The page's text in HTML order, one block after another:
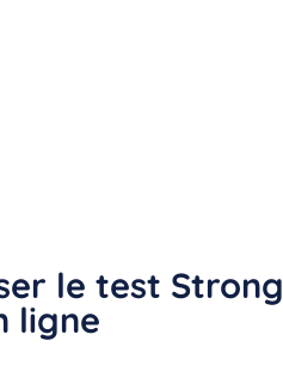
le test Strong
ligne